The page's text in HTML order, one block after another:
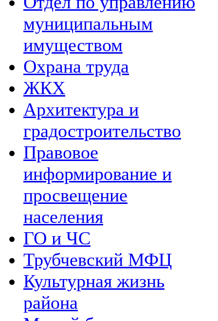
муниципальным
имуществом
Охрана труда
ЖКХ
Архитектура и
градостроительство
Правовое
информирование и
просвещение
населения
ГО и ЧС
Трубчевский МФЦ
Культурная жизнь
района